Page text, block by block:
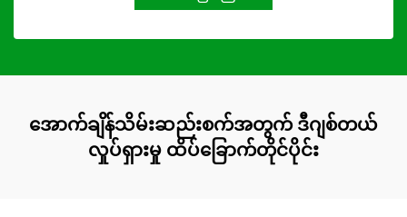
အောက်ချိန်သိမ်းဆည်းစက်အတွက် ဒီဂျစ်တယ်
လှုပ်ရှားမှု ထိပ်ခြောက်တိုင်ပိုင်း